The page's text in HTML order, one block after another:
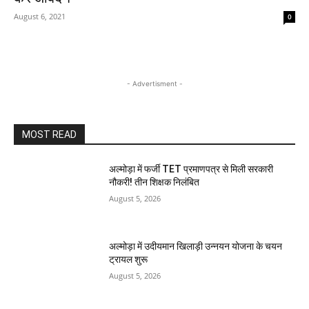
August 6, 2021 0
- Advertisment -
MOST READ
अल्मोड़ा में फर्जी TET प्रमाणपत्र से मिली सरकारी
नौकरी! तीन शिक्षक निलंबित
August 5, 2026
अल्मोड़ा में उदीयमान खिलाड़ी उन्नयन योजना के चयन
ट्रायल शुरू
August 5, 2026